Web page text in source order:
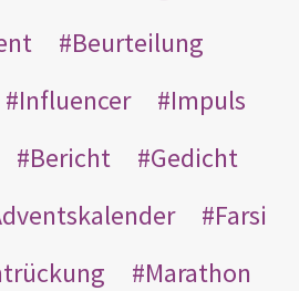
Beurteilung
Influencer
Impuls
Bericht
Gedicht
Farsi
Marathon